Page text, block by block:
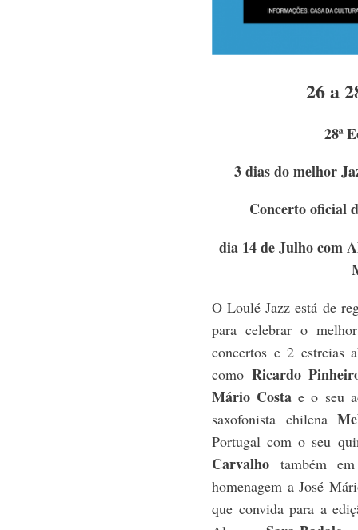
26 a
28ª
3 dias do melhor
Concerto oficial
dia 14 de Julho com
O Loulé Jazz está de
para celebrar o
concertos e 2 estreias
como Ricardo
Mário Costa e o seu
saxofonista chilena
Portugal com o seu
Carvalho também
homenagem a José
que convida para a